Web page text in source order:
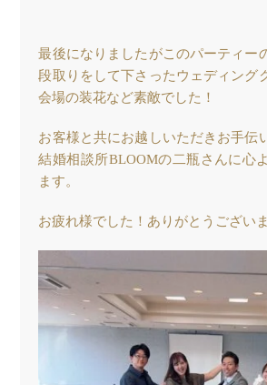
最後になりましたがこのパーティー
段取りをして下さったウェディング
会場の装花など素敵でした！
お客様と共にお越しいただきお手伝
結婚相談所BLOOMの二瓶さんに心
ます。
お疲れ様でした！ありがとうございま